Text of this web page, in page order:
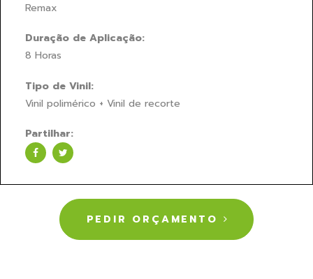
Remax
Duração de Aplicação:
8 Horas
Tipo de Vinil:
Vinil polimérico + Vinil de recorte
Partilhar:
PEDIR ORÇAMENTO